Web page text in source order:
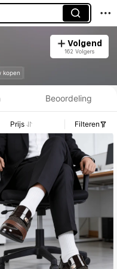
Volgend
162 Volgers
kopen
en Voorraadgegevens.
Beoordeling
Prijs Filteren